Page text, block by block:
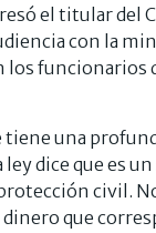
el titular del
con la
los funcionarios
una
dice que es
civil.
que